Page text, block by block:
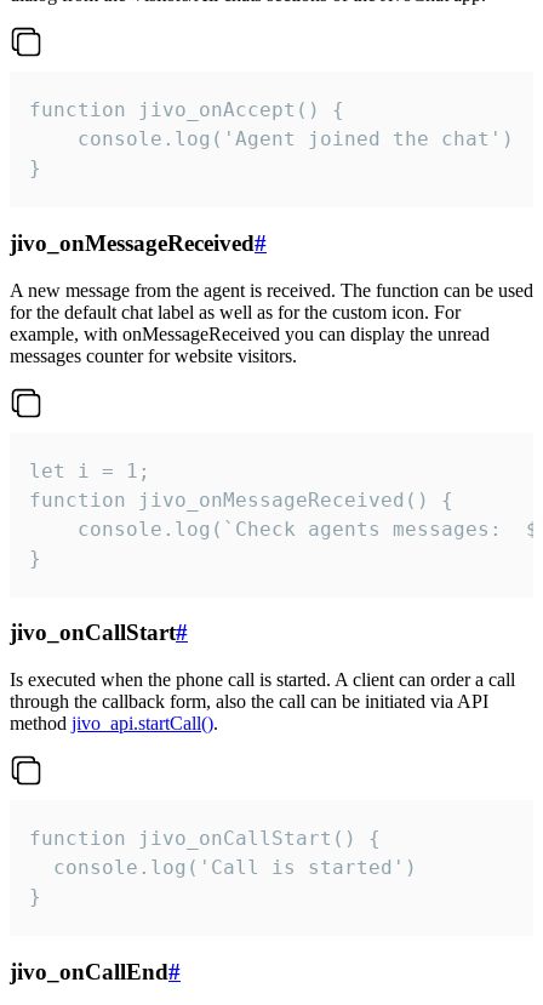
function jivo_onAccept() {
}
jivo_onMessageReceived#
A new message from the agent is received. The function can be used
for the default chat label as well as for the custom icon. For
example, with onMessageReceived you can display the unread
messages counter for website visitors.
let i = 1;
function jivo_onMessageReceived() {
}
jivo_onCallStart#
Is executed when the phone call is started. A client can order a call
through the callback form, also the call can be initiated via API
method jivo_api.startCall().
function jivo_onCallStart() {
  console.log('Call is started')
}
jivo_onCallEnd#